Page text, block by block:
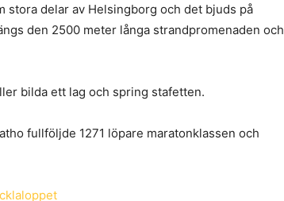
stora delar av Helsingborg och det bjuds på
den 2500 meter långa strandpromenaden och
bilda ett lag och spring stafetten.
fullföljde 1271 löpare maratonklassen och